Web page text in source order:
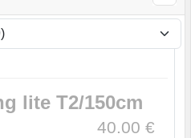
lite T2/150cm
40.00 €